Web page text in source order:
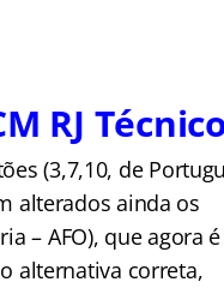
RJ
(3,7,10, de
alterados ainda os
– AFO), que agora
alternativa correta,